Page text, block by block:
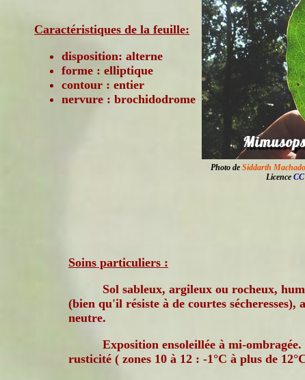
Photo de Siddarth Machado
Licence
Caractéristiques de la feuille:
disposition: alterne
forme : elliptique
contour : entier
nervure : brochidodrome
Soins particuliers :
Sol sableux, argileux ou rocheux,
(bien qu'il résiste à de courtes sécheresses),
neutre.
Exposition ensoleillée à mi-
rusticité ( zones 10 à 12 : -1°C à plus de